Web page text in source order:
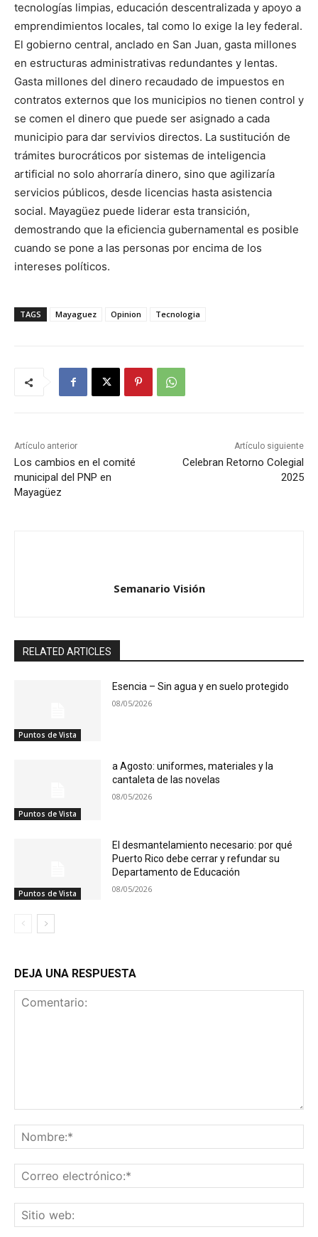
tecnologías limpias, educación descentralizada y apoyo a
emprendimientos locales, tal como lo exige la ley federal.
El gobierno central, anclado en San Juan, gasta millones
en estructuras administrativas redundantes y lentas.
Gasta millones del dinero recaudado de impuestos en
contratos externos que los municipios no tienen control y
se comen el dinero que puede ser asignado a cada
municipio para dar servivios directos. La sustitución de
trámites burocráticos por sistemas de inteligencia
artificial no solo ahorraría dinero, sino que agilizaría
servicios públicos, desde licencias hasta asistencia
social. Mayagüez puede liderar esta transición,
demostrando que la eficiencia gubernamental es posible
cuando se pone a las personas por encima de los
intereses políticos.
TAGS Mayaguez Opinion Tecnologia
Artículo anterior
Los cambios en el comité
municipal del PNP en
Mayagüez
Artículo siguiente
Celebran Retorno Colegial
2025
Semanario Visión
RELATED ARTICLES
Puntos de Vista
Esencia – Sin agua y en suelo protegido
08/05/2026
Puntos de Vista
a Agosto: uniformes, materiales y la
cantaleta de las novelas
08/05/2026
Puntos de Vista
El desmantelamiento necesario: por qué
Puerto Rico debe cerrar y refundar su
Departamento de Educación
08/05/2026
DEJA UNA RESPUESTA